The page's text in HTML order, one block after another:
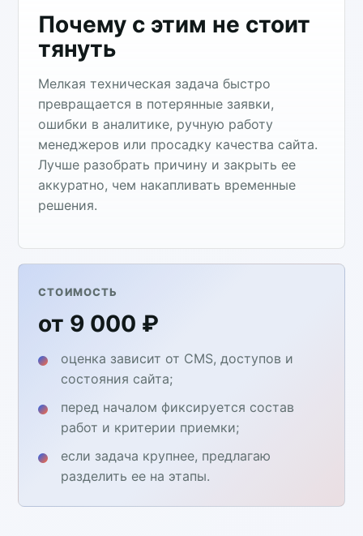
Почему с этим не стоит
тянуть
Мелкая техническая задача быстро
превращается в потерянные заявки,
ошибки в аналитике, ручную работу
менеджеров или просадку качества сайта.
Лучше разобрать причину и закрыть ее
аккуратно, чем накапливать временные
решения.
СТОИМОСТЬ
от 9 000 ₽
оценка зависит от CMS, доступов и
состояния сайта;
перед началом фиксируется состав
работ и критерии приемки;
если задача крупнее, предлагаю
разделить ее на этапы.